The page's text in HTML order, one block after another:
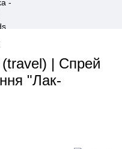
| Спрей
"Лак-